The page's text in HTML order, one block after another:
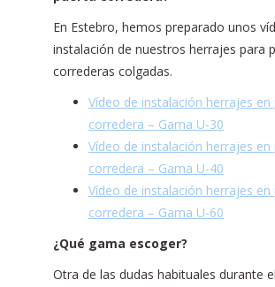
En Estebro, hemos preparado unos
instalación de nuestros herrajes para
correderas colgadas.
Vídeo de instalación herrajes en
corredera – Gama U-30
Vídeo de instalación herrajes en
corredera – Gama U-40
Vídeo de instalación herrajes en
corredera – Gama U-60
¿Qué gama escoger?
Otra de las dudas habituales durante